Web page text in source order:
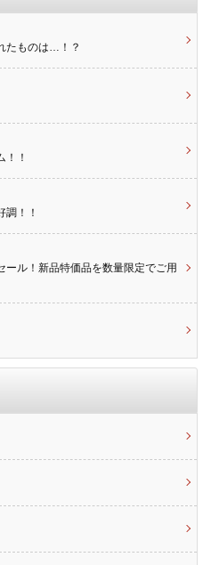
たものは…！？
！！
調！！
ル！新品特価品を数量限定でご用